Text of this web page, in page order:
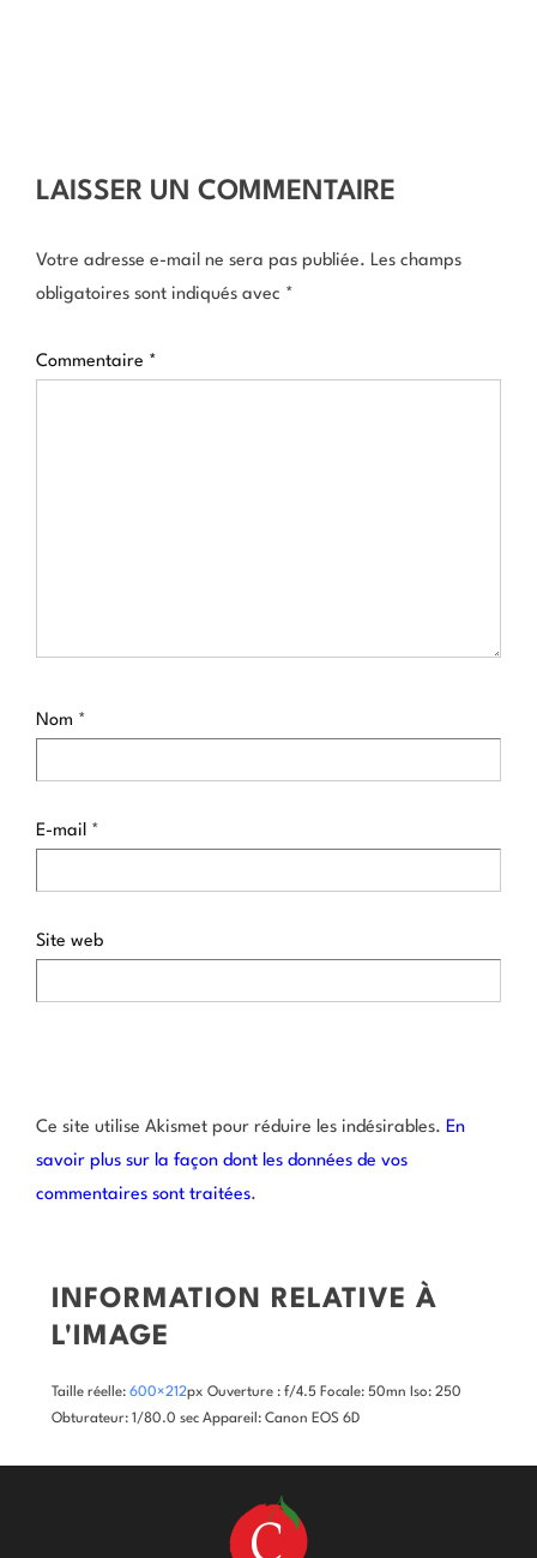
LAISSER UN COMMENTAIRE
Votre adresse e-mail ne sera pas publiée. Les champs
obligatoires sont indiqués avec *
Commentaire *
Nom *
E-mail *
Site web
Ce site utilise Akismet pour réduire les indésirables. En
savoir plus sur la façon dont les données de vos
commentaires sont traitées.
INFORMATION RELATIVE À
L'IMAGE
Taille réelle: 600×212px Ouverture : f/4.5 Focale: 50mn Iso: 250
Obturateur: 1/80.0 sec Appareil: Canon EOS 6D